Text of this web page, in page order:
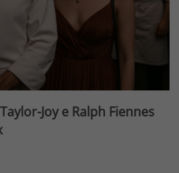
Joy e Ralph Fiennes